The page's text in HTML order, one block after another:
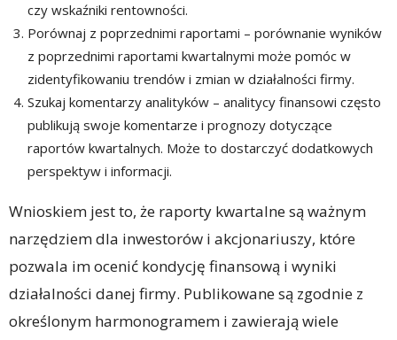
czy wskaźniki rentowności.
Porównaj z poprzednimi raportami – porównanie wyników
z poprzednimi raportami kwartalnymi może pomóc w
zidentyfikowaniu trendów i zmian w działalności firmy.
Szukaj komentarzy analityków – analitycy finansowi często
publikują swoje komentarze i prognozy dotyczące
raportów kwartalnych. Może to dostarczyć dodatkowych
perspektyw i informacji.
Wnioskiem jest to, że raporty kwartalne są ważnym
narzędziem dla inwestorów i akcjonariuszy, które
pozwala im ocenić kondycję finansową i wyniki
działalności danej firmy. Publikowane są zgodnie z
określonym harmonogramem i zawierają wiele